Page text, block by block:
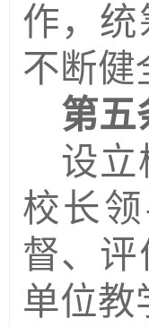
作，
不断健
第五
设立
校长
督、
单位教